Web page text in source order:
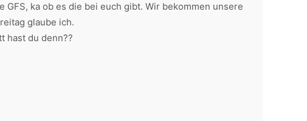
GFS, ka ob es die bei euch gibt. Wir bekommen unsere
glaube ich.
hast du denn??